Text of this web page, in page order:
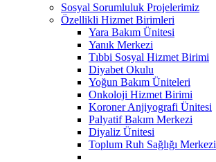
Sosyal Sorumluluk Projelerimiz
Özellikli Hizmet Birimleri
Yara Bakım Ünitesi
Yanık Merkezi
Tıbbi Sosyal Hizmet Birimi
Diyabet Okulu
Yoğun Bakım Üniteleri
Onkoloji Hizmet Birimi
Koroner Anjiyografi Ünitesi
Palyatif Bakım Merkezi
Diyaliz Ünitesi
Toplum Ruh Sağlığı Merkezi